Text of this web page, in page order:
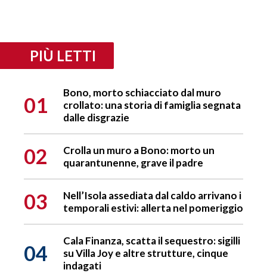
PIÙ LETTI
01
Bono, morto schiacciato dal muro
crollato: una storia di famiglia segnata
dalle disgrazie
02
Crolla un muro a Bono: morto un
quarantunenne, grave il padre
03
Nell’Isola assediata dal caldo arrivano i
temporali estivi: allerta nel pomeriggio
04
Cala Finanza, scatta il sequestro: sigilli
su Villa Joy e altre strutture, cinque
indagati